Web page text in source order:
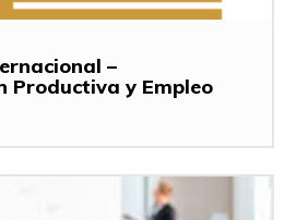
–
Productiva y Empleo